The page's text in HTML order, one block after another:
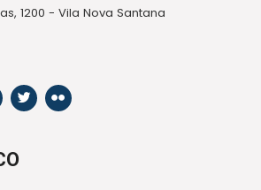
1200 - Vila Nova Santana